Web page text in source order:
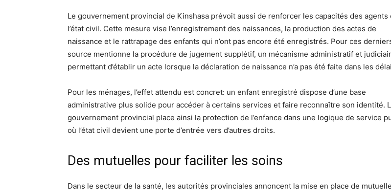
Le gouvernement provincial de Kinshasa prévoit aussi de renforcer les capacités des agents
l’état civil. Cette mesure vise l’enregistrement des naissances, la production des actes de
naissance et le rattrapage des enfants qui n’ont pas encore été enregistrés. Pour ces
source mentionne la procédure de jugement supplétif, un mécanisme administratif et
permettant d’établir un acte lorsque la déclaration de naissance n’a pas été faite dans les
Pour les ménages, l’effet attendu est concret: un enfant enregistré dispose d’une base
administrative plus solide pour accéder à certains services et faire reconnaître son identité.
gouvernement provincial place ainsi la protection de l’enfance dans une logique de service
où l’état civil devient une porte d’entrée vers d’autres droits.
Des mutuelles pour faciliter les soins
Dans le secteur de la santé, les autorités provinciales annoncent la mise en place de